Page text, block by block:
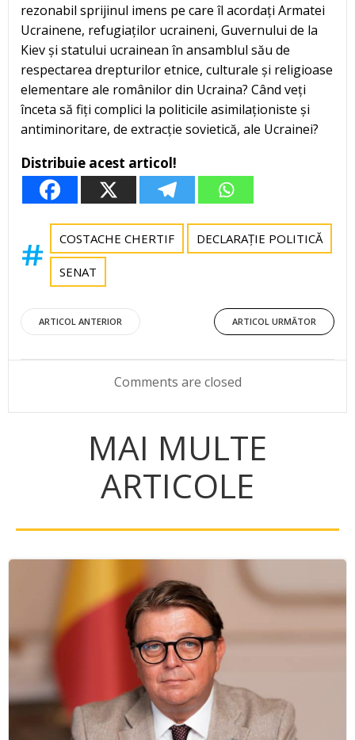
rezonabil sprijinul imens pe care îl acordați Armatei
Ucrainene, refugiaților ucraineni, Guvernului de la
Kiev și statului ucrainean în ansamblul său de
respectarea drepturilor etnice, culturale și religioase
elementare ale românilor din Ucraina? Când veți
înceta să fiți complici la politicile asimilaționiste și
antiminoritare, de extracție sovietică, ale Ucrainei?
Distribuie acest articol!
COSTACHE CHERTIF DECLARAȚIE POLITICĂ
SENAT
Post
navigation
ARTICOL ANTERIOR
Post
navigation
ARTICOL URMĂTOR
Comments are closed
MAI MULTE
ARTICOLE